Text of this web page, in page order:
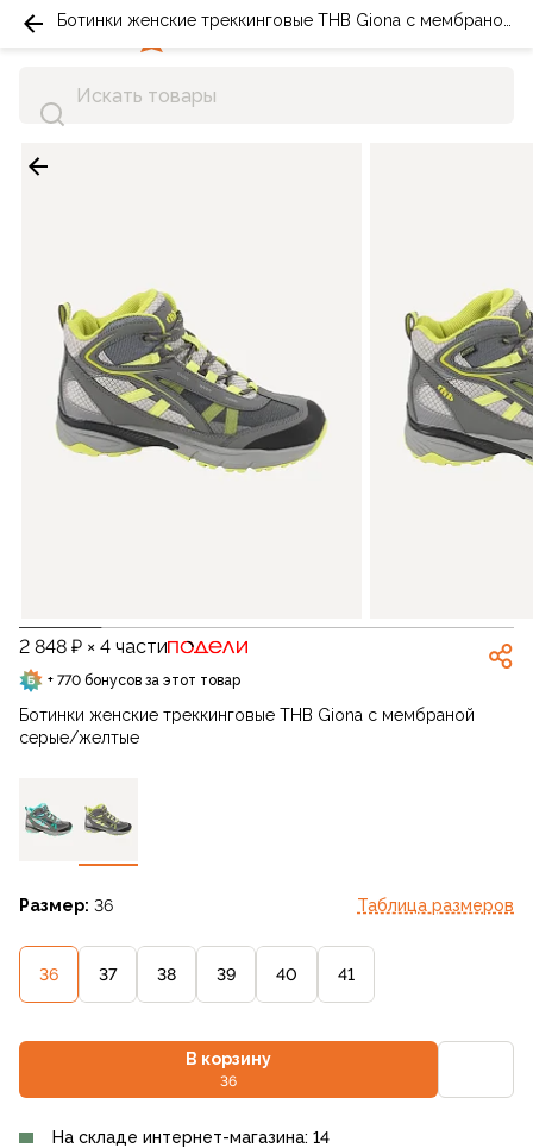
0 0
2 848 ₽ × 4 части
+ 770 бонусов за этот товар
Ботинки женские треккинговые THB Giona с мембраной
серые/желтые
Размер: 36 Таблица размеров
36 37 38 39 40 41
В корзину
36
На складе интернет-магазина: 14